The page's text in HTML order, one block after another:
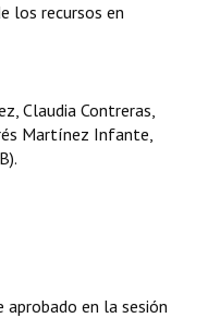
los recursos en
Claudia Contreras,
Martínez Infante,
en la sesión